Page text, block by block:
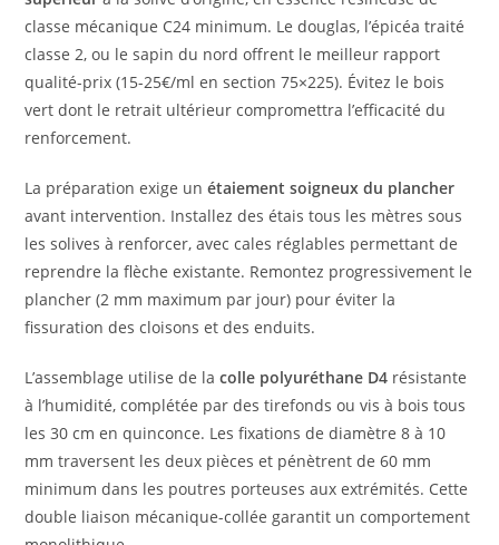
classe mécanique C24 minimum. Le douglas, l’épicéa traité
classe 2, ou le sapin du nord offrent le meilleur rapport
qualité-prix (15-25€/ml en section 75×225). Évitez le bois
vert dont le retrait ultérieur compromettra l’efficacité du
renforcement.
La préparation exige unétaiement soigneux du plancher
avant intervention. Installez des étais tous les mètres sous
les solives à renforcer, avec cales réglables permettant de
reprendre la flèche existante. Remontez progressivement le
plancher (2 mm maximum par jour) pour éviter la
fissuration des cloisons et des enduits.
L’assemblage utilise de lacolle polyuréthane D4 résistante
à l’humidité, complétée par des tirefonds ou vis à bois tous
les 30 cm en quinconce. Les fixations de diamètre 8 à 10
mm traversent les deux pièces et pénètrent de 60 mm
minimum dans les poutres porteuses aux extrémités. Cette
double liaison mécanique-collée garantit un comportement